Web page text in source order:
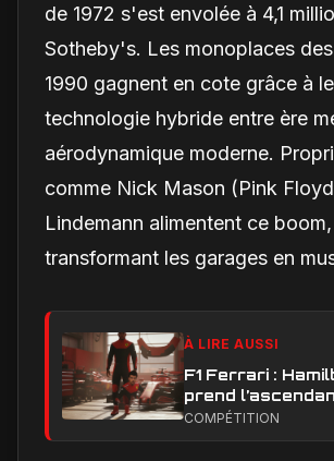
de 1972 s'est envolée à 4,1
Sotheby's. Les monoplaces
1990 gagnent en cote grâce à
technologie hybride entre ère
aérodynamique moderne.
comme Nick Mason (Pink
Lindemann alimentent ce boom,
transformant les garages en
À LIRE AUSSI
F1 Ferrari :
prend
Leclerc sous
COMPÉTITION